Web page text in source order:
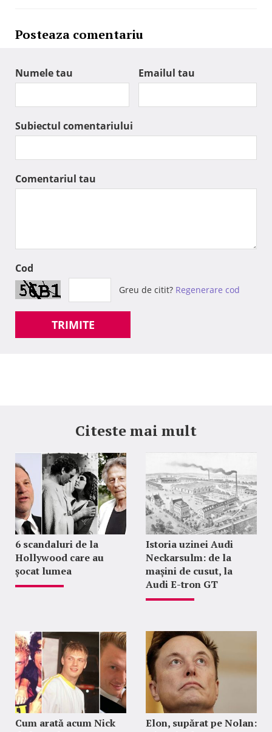
Posteaza comentariu
Numele tau Emailul tau
Subiectul comentariului
Comentariul tau
Cod
Greu de citit? Regenerare cod
TRIMITE
Citeste mai mult
6 scandaluri de la
Hollywood care au
șocat lumea
Istoria uzinei Audi
Neckarsulm: de la
mașini de cusut, la
Audi E-tron GT
Cum arată acum Nick
Elon, supărat pe Nolan: